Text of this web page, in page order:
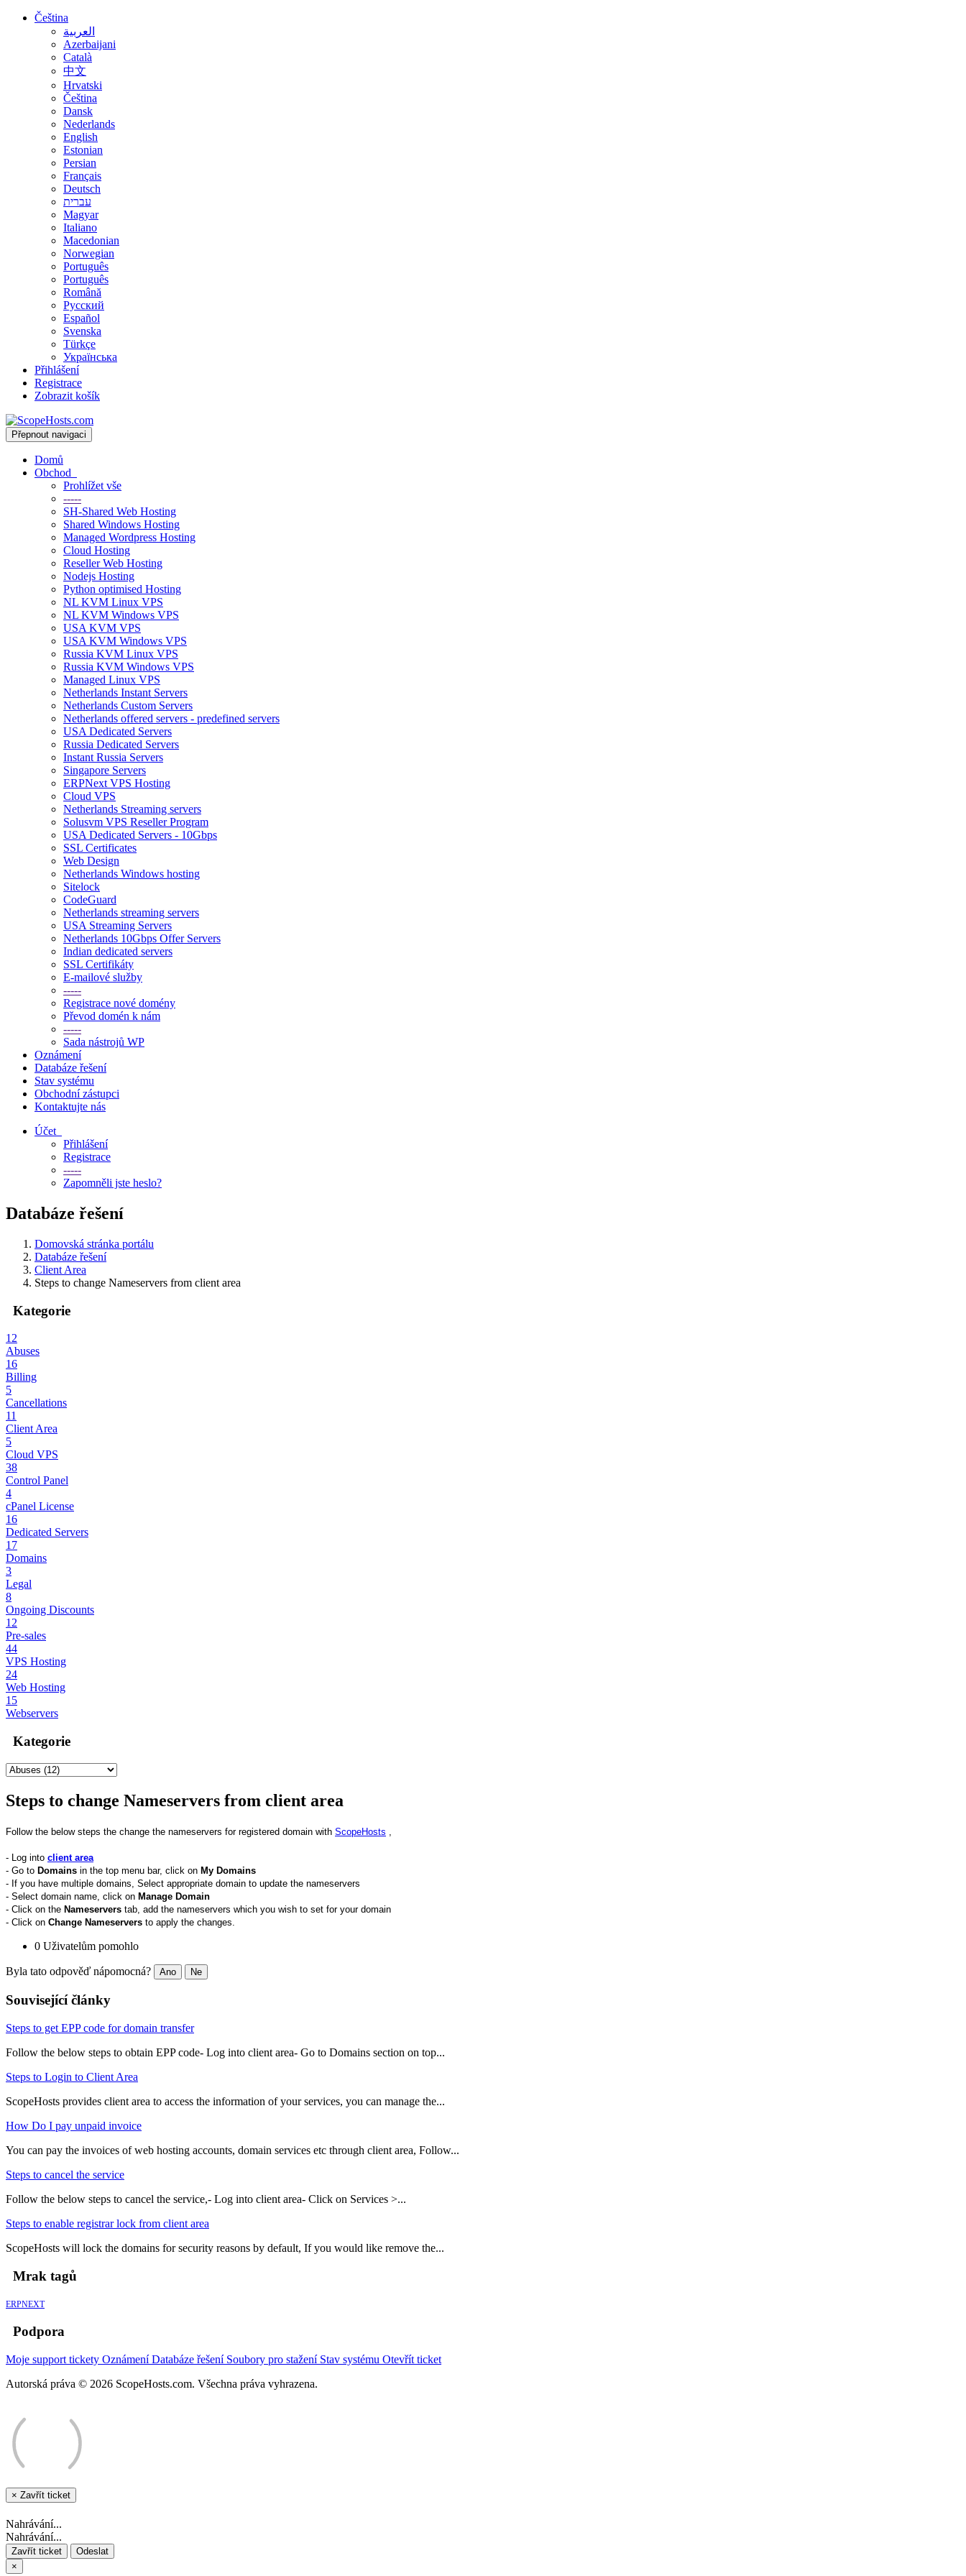
Čeština
العربية
Azerbaijani
Català
中文
Hrvatski
Čeština
Dansk
Nederlands
English
Estonian
Persian
Français
Deutsch
עברית
Magyar
Italiano
Macedonian
Norwegian
Português
Português
Română
Русский
Español
Svenska
Türkçe
Українська
Přihlášení
Registrace
Zobrazit košík
Přepnout navigaci
Domů
Obchod
Prohlížet vše
-----
SH-Shared Web Hosting
Shared Windows Hosting
Managed Wordpress Hosting
Cloud Hosting
Reseller Web Hosting
Nodejs Hosting
Python optimised Hosting
NL KVM Linux VPS
NL KVM Windows VPS
USA KVM VPS
USA KVM Windows VPS
Russia KVM Linux VPS
Russia KVM Windows VPS
Managed Linux VPS
Netherlands Instant Servers
Netherlands Custom Servers
Netherlands offered servers - predefined servers
USA Dedicated Servers
Russia Dedicated Servers
Instant Russia Servers
Singapore Servers
ERPNext VPS Hosting
Cloud VPS
Netherlands Streaming servers
Solusvm VPS Reseller Program
USA Dedicated Servers - 10Gbps
SSL Certificates
Web Design
Netherlands Windows hosting
Sitelock
CodeGuard
Netherlands streaming servers
USA Streaming Servers
Netherlands 10Gbps Offer Servers
Indian dedicated servers
SSL Certifikáty
E-mailové služby
-----
Registrace nové domény
Převod domén k nám
-----
Sada nástrojů WP
Oznámení
Databáze řešení
Stav systému
Obchodní zástupci
Kontaktujte nás
Účet
Přihlášení
Registrace
-----
Zapomněli jste heslo?
Databáze řešení
Domovská stránka portálu
Databáze řešení
Client Area
Steps to change Nameservers from client area
Kategorie
12
Abuses
16
Billing
5
Cancellations
11
Client Area
5
Cloud VPS
38
Control Panel
4
cPanel License
16
Dedicated Servers
17
Domains
3
Legal
8
Ongoing Discounts
12
Pre-sales
44
VPS Hosting
24
Web Hosting
15
Webservers
Kategorie
Steps to change Nameservers from client area
Follow the below steps the change the nameservers for registered domain with ScopeHosts
- Log into client area
- Go to Domains in the top menu bar, click on My Domains
- If you have multiple domains, Select appropriate domain to update the nameservers
- Select domain name, click on Manage Domain
- Click on the Nameservers tab, add the nameservers which you wish to set for your domain
- Click on Change Nameservers to apply the changes.
0 Uživatelům pomohlo
Byla tato odpověď nápomocná? Ano Ne
Související články
Steps to get EPP code for domain transfer
Follow the below steps to obtain EPP code- Log into client area- Go to Domains section on top...
Steps to Login to Client Area
ScopeHosts provides client area to access the information of your services, you can manage the...
How Do I pay unpaid invoice
You can pay the invoices of web hosting accounts, domain services etc through client area, Follow...
Steps to cancel the service
Follow the below steps to cancel the service,- Log into client area- Click on Services >...
Steps to enable registrar lock from client area
ScopeHosts will lock the domains for security reasons by default, If you would like remove the...
Mrak tagů
ERPNEXT
Podpora
Moje support tickety OznámeníDatabáze řešení Soubory pro stažení Stav systému Otevřít ticket
Autorská práva © 2026 ScopeHosts.com. Všechna práva vyhrazena.
× Zavřít ticket
Nahrávání...
Nahrávání...
Zavřít ticket
Odeslat
×